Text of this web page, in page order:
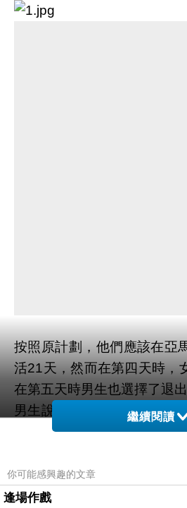
按照原計劃，他們應該在亞
活21天，然而在第四天時，
在第五天時男生也選擇了退出
男生說，我打過仗，見過死
身邊不遠處爆炸titan gel效
那亞馬遜雨林究竟有多可怕呢
人們對於亞馬遜雨林的認識
繼續閱讀
你可能感興趣的文章
逢場作戲